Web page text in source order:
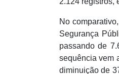
No
Segurança
passando de
sequência vem
diminuição de